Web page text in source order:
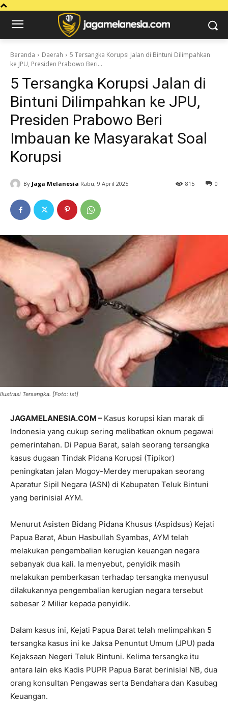
Beranda Daerah
5 Tersangka Korupsi Jalan di Bintuni Dilimpahkan
ke JPU, Presiden Prabowo Beri...
5 Tersangka Korupsi Jalan di
Bintuni Dilimpahkan ke JPU,
Presiden Prabowo Beri
Imbauan ke Masyarakat Soal
Korupsi
By Jaga Melanesia Rabu, 9 April 2025 0
815
Ilustrasi Tersangka. [Foto: ist]
JAGAMELANESIA.COM – Kasus korupsi kian marak di
Indonesia yang cukup sering melibatkan oknum pegawai
pemerintahan. Di Papua Barat, salah seorang tersangka
kasus dugaan Tindak Pidana Korupsi (Tipikor)
peningkatan jalan Mogoy-Merdey merupakan seorang
Aparatur Sipil Negara (ASN) di Kabupaten Teluk Bintuni
yang berinisial AYM.
Menurut Asisten Bidang Pidana Khusus (Aspidsus) Kejati
Papua Barat, Abun Hasbullah Syambas, AYM telah
melakukan pengembalian kerugian keuangan negara
sebanyak dua kali. Ia menyebut, penyidik masih
melakukan pemberkasan terhadap tersangka menyusul
dilakukannya pengembalian kerugian negara tersebut
sebesar 2 Miliar kepada penyidik.
Dalam kasus ini, Kejati Papua Barat telah melimpahkan 5
tersangka kasus ini ke Jaksa Penuntut Umum (JPU) pada
Kejaksaan Negeri Teluk Bintuni. Kelima tersangka itu
antara lain eks Kadis PUPR Papua Barat berinisial NB, dua
orang konsultan Pengawas serta Bendahara dan Kasubag
Keuangan.